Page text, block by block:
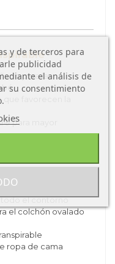
para la
favorecen la
para mayor
higiene óptima
todo el contorno
el colchón ovalado
ropa de cama
y de terceros para
publicidad
el análisis de
su consentimiento